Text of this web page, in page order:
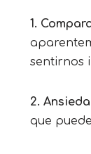
1.
sentirnos
2.
que